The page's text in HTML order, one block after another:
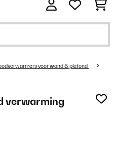
voor wand & plafond
verwarming